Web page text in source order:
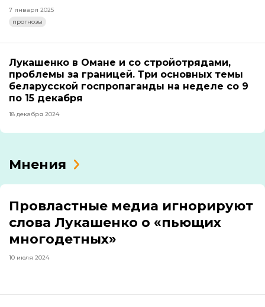
7 января 2025
прогнозы
Лукашенко в Омане и со стройотрядами,
проблемы за границей. Три основных темы
беларусской госпропаганды на неделе со 9
по 15 декабря
18 декабря 2024
Мнения
Провластные медиа игнорируют
слова Лукашенко о «пьющих
многодетных»
10 июля 2024